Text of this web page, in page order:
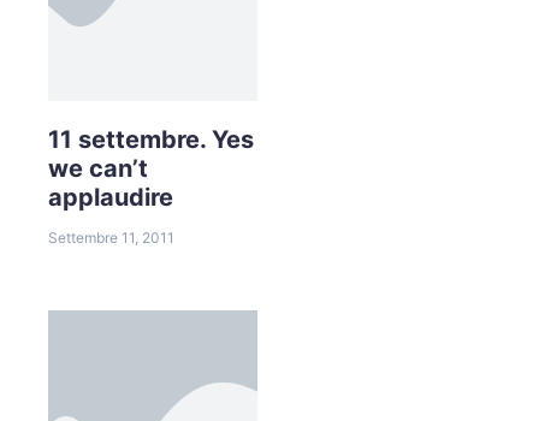
11 settembre. Yes
we can’t
applaudire
Settembre 11, 2011